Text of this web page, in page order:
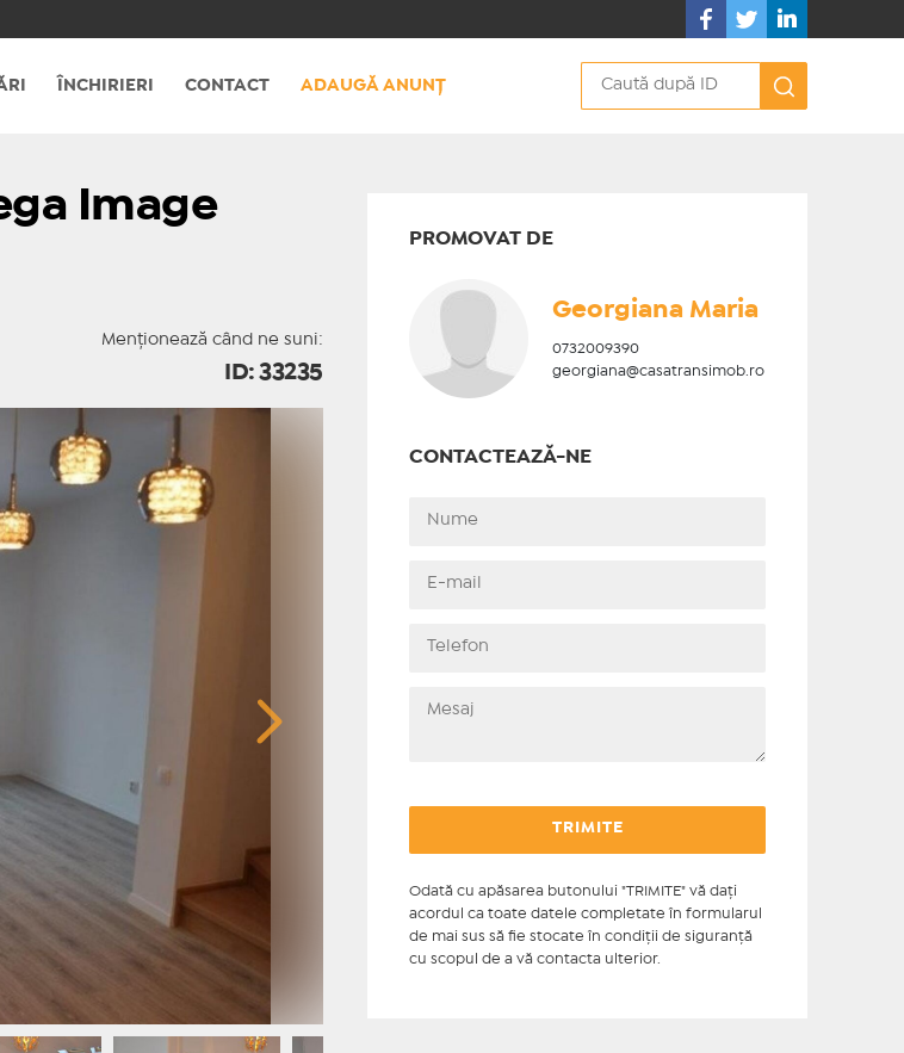
ÎNCHIRIERI CONTACT ADAUGĂ ANUNȚ
Image
Menționează când ne suni:
ID: 33235
PROMOVAT DE
Georgiana Maria
0732009390
georgiana@casatransimob.ro
CONTACTEAZĂ-NE
Odată cu apăsarea butonului "TRIMITE" vă daţi
acordul ca toate datele completate în formularul
de mai sus să fie stocate în condiţii de siguranţă
cu scopul de a vă contacta ulterior.